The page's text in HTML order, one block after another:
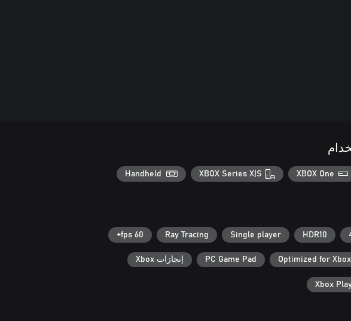
XBOX One
XBOX Series X|S
Handheld
HDR10
Single player
Ray Tracing
60 fps+
Optimized for
PC Game Pad إنجازات Xbox
Xbox